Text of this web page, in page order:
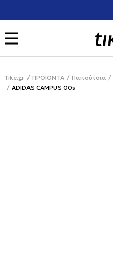
Tike.gr ΠΡΟΙΟΝΤΑ Παπούτσια
ADIDAS CAMPUS 00s